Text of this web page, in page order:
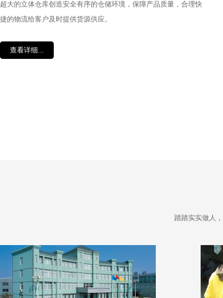
超大的立体仓库创造安全有序的仓储环境，保障产品质量，合理快
捷的物流给客户及时提供货源供应。
查看详细...
踏踏实实做人